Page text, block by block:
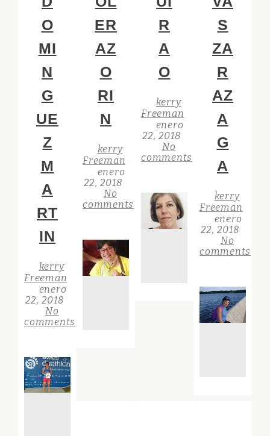
O
MI
N
G
UE
Z
M
A
RT
IN
kerry
Freeman
enero
22, 2018
No
comments
ER
AZ
O
RI
N
kerry
Freeman
enero
22, 2018
No
comments
R
A
O
kerry
Freeman
enero
22, 2018
No
comments
S
ZA
R
AZ
A
G
A
kerry
Freeman
enero
22, 2018
No
comments